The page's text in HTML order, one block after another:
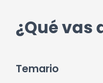
¿Qué vas
Temario